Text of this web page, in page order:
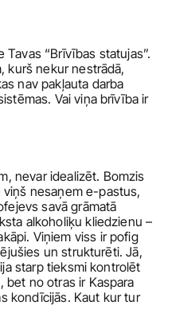
“Brīvības statujas”.
kurš nekur nestrādā,
nav pakļauta darba
Vai viņa brīvība ir
nevar idealizēt. Bomzis
viņš nesaņem e-pastus,
savā grāmatā
alkoholiķu kliedzienu –
Viņiem viss ir pofig
un strukturēti. Jā,
starp tieksmi kontrolēt
no otras ir Kaspara
kondīcijās. Kaut kur tur